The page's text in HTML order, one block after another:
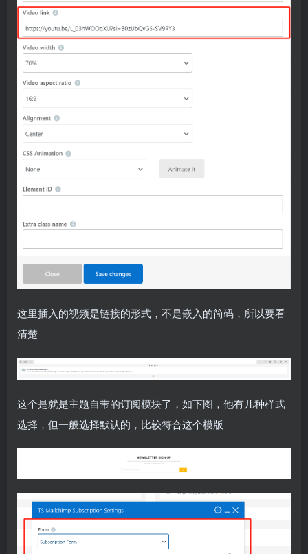
这里插入的视频是链接的形式，不是嵌入的简码，所以要看
清楚
这个是就是主题自带的订阅模块了，如下图，他有几种样式
选择，但一般选择默认的，比较符合这个模版